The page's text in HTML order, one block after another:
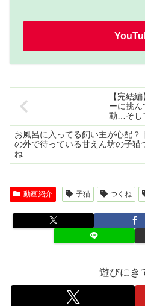
【完結
ーに挑
動…そし
お風呂に入ってる飼い主が心配？
の外で待っている甘えん坊の子猫
ね
動画紹介 子猫 つくね
遊びにき